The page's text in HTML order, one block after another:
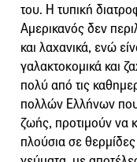
του. Η τυπική
Αμερικανός δεν
και λαχανικά, ενώ
γαλακτοκομικά και
πολύ από τις
πολλών Ελλήνων
ζωής, προτιμούν να
πλούσια σε